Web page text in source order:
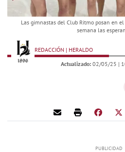
Las gimnastas del Club Ritmo posan en
semana las
REDACCIÓN | HERALDO
Actualizado: 02/05/25 |